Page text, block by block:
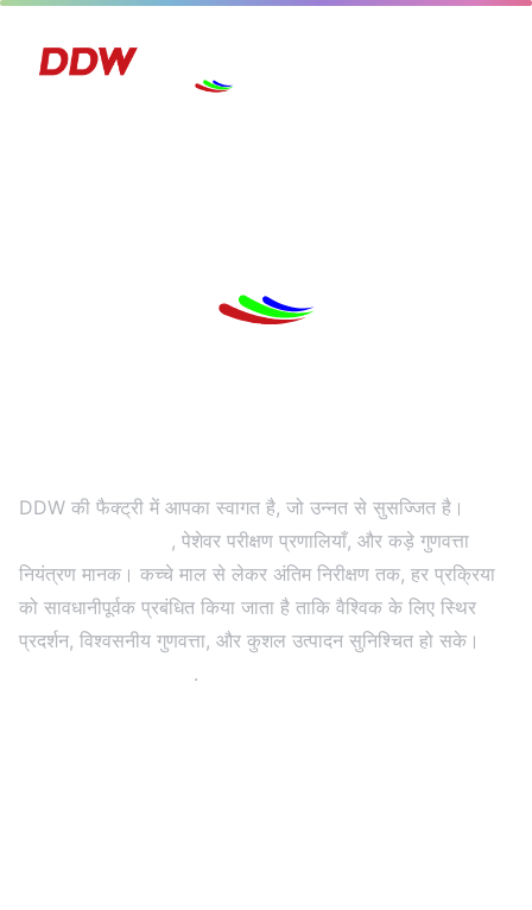
DDW की फैक्ट्री में आपका स्वागत है, जो उन्नत से सुसज्जित है।
, पेशेवर परीक्षण प्रणालियाँ, और कड़े गुणवत्ता
नियंत्रण मानक। कच्चे माल से लेकर अंतिम निरीक्षण तक, हर प्रक्रिया
को सावधानीपूर्वक प्रबंधित किया जाता है ताकि वैश्विक के लिए स्थिर
प्रदर्शन, विश्वसनीय गुणवत्ता, और कुशल उत्पादन सुनिश्चित हो सके।
.